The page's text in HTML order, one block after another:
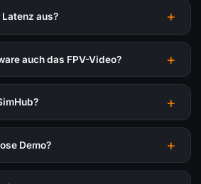
aus?
auch das FPV-Video?
Demo?